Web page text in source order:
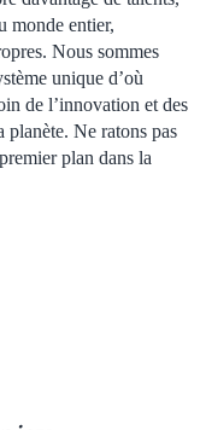
monde entier,
Nous sommes
unique d’où
de l’innovation et des
planète. Ne ratons pas
plan dans la